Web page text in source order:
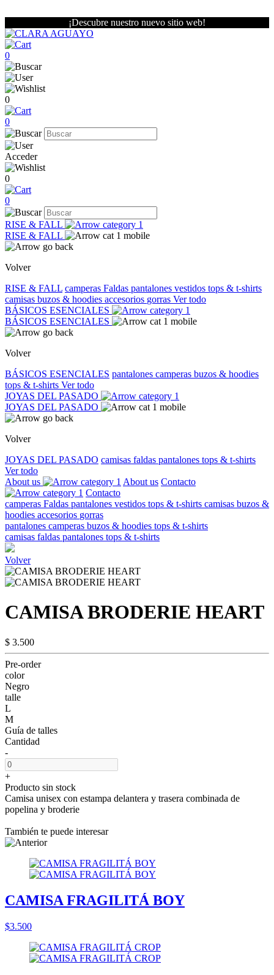
¡Descubre nuestro nuevo sitio web!
0
0
0
Acceder
0
0
RISE & FALL
RISE & FALL
Volver
RISE & FALL camperas Faldas pantalones vestidos tops & t-shirts
camisas buzos & hoodies accesorios gorras Ver todo
BÁSICOS ESENCIALES
BÁSICOS ESENCIALES
Volver
BÁSICOS ESENCIALES pantalones camperas buzos & hoodies
tops & t-shirts Ver todo
JOYAS DEL PASADO
JOYAS DEL PASADO
Volver
JOYAS DEL PASADO camisas faldas pantalones tops & t-shirts
Ver todo
About us
About us Contacto
Contacto
camperas Faldas pantalones vestidos tops & t-shirts camisas buzos &
hoodies accesorios gorras
pantalones camperas buzos & hoodies tops & t-shirts
camisas faldas pantalones tops & t-shirts
Volver
CAMISA BRODERIE HEART
$ 3.500
Pre-order
color
Negro
talle
L
M
Guía de talles
Cantidad
-
+
Producto sin stock
Camisa unisex con estampa delantera y trasera combinada de
popelina y broderie
También te puede interesar
CAMISA FRAGILITÁ BOY
$3.500